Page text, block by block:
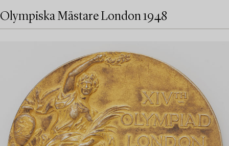
Olympiska Mästare London 1948